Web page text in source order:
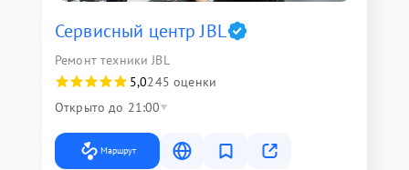
Сервисный центр JBL
Ремонт техники JBL
5,0245 оценки
Открыто до 21:00
Маршрут